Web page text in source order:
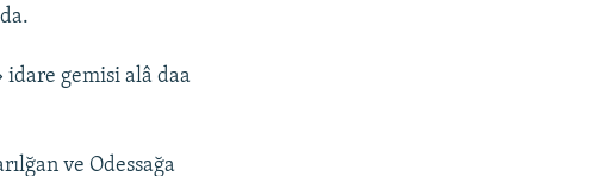
idare gemisi alâ daa
ve Odessağa